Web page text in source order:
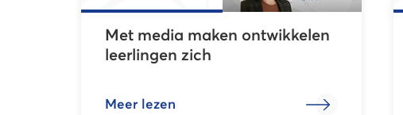
Met media maken ontwikkelen
leerlingen zich
Meer lezen